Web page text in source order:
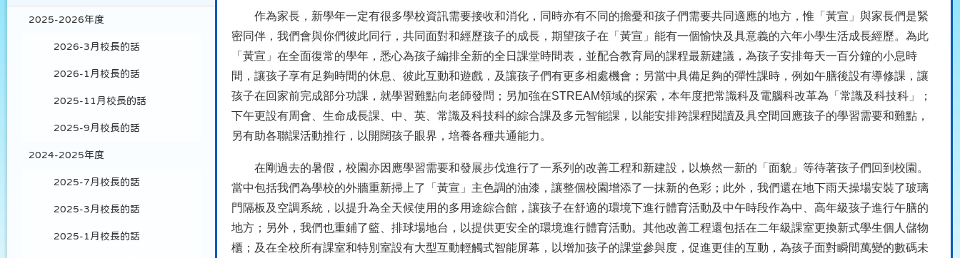
作為家長，新學年一定有很多學校資訊需要接收和消化，同時亦有不同的擔憂和孩子們需要共同適應的地方，惟「黃宣」與家長們是緊
密同伴，我們會與你們彼此同行，共同面對和經歷孩子的成長，期望孩子在「黃宣」能有一個愉快及具意義的六年小學生活成長經歷。為此
「黃宣」在全面復常的學年，悉心為孩子編排全新的全日課堂時間表，並配合教育局的課程最新建議，為孩子安排每天一百分鐘的小息時
間，讓孩子享有足夠時間的休息、彼此互動和遊戲，及讓孩子們有更多相處機會；另當中具備足夠的彈性課時，例如午膳後設有導修課，讓
孩子在回家前完成部分功課，就學習難點向老師發問；另加強在STREAM領域的探索，本年度把常識科及電腦科改革為「常識及科技科」；
下午更設有周會、生命成長課、中、英、常識及科技科的綜合課及多元智能課，以能安排跨課程閱讀及具空間回應孩子的學習需要和難點，
另有助各聯課活動推行，以開闊孩子眼界，培養各種共通能力。
在剛過去的暑假，校園亦因應學習需要和發展步伐進行了一系列的改善工程和新建設，以焕然一新的「面貌」等待著孩子們回到校園。
當中包括我們為學校的外牆重新掃上了「黃宣」主色調的油漆，讓整個校園增添了一抹新的色彩；此外，我們還在地下雨天操場安裝了玻璃
門隔板及空調系統，以提升為全天候使用的多用途綜合館，讓孩子在舒適的環境下進行體育活動及中午時段作為中、高年級孩子進行午膳的
地方；另外，我們也重鋪了籃、排球場地台，以提供更安全的環境進行體育活動。其他改善工程還包括在二年級課室更換新式學生個人儲物
櫃；及在全校所有課室和特別室設有大型互動輕觸式智能屏幕，以增加孩子的課堂參與度，促進更佳的互動，為孩子面對瞬間萬變的數碼未
2025-2026年度
2026-3月校長的話
2026-1月校長的話
2025-11月校長的話
2025-9月校長的話
2024-2025年度
2025-7月校長的話
2025-3月校長的話
2025-1月校長的話